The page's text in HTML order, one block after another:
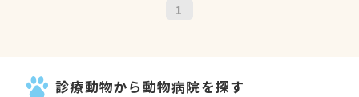
1
診療動物から動物病院を探す